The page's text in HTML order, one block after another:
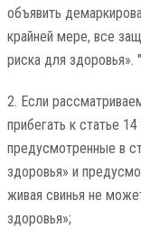
объявить
крайней мере, все
риска для здоровья».
2. Если
прибегать к статье
предусмотренные в
здоровья» и
живая свинья не
здоровья»;